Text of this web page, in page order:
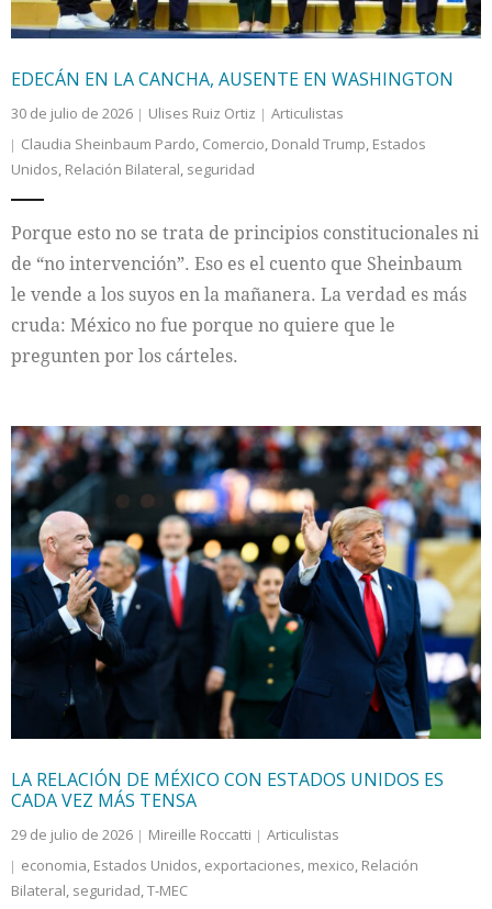
EDECÁN EN LA CANCHA, AUSENTE EN WASHINGTON
30 de julio de 2026 Ulises Ruiz Ortiz
Articulistas
Claudia Sheinbaum Pardo, Comercio, Donald Trump, Estados
Unidos, Relación Bilateral, seguridad
Porque esto no se trata de principios constitucionales ni
de “no intervención”. Eso es el cuento que Sheinbaum
le vende a los suyos en la mañanera. La verdad es más
cruda: México no fue porque no quiere que le
pregunten por los cárteles.
LA RELACIÓN DE MÉXICO CON ESTADOS UNIDOS ES
CADA VEZ MÁS TENSA
29 de julio de 2026 Mireille Roccatti
Articulistas
economia, Estados Unidos, exportaciones, mexico, Relación
Bilateral, seguridad,T-MEC